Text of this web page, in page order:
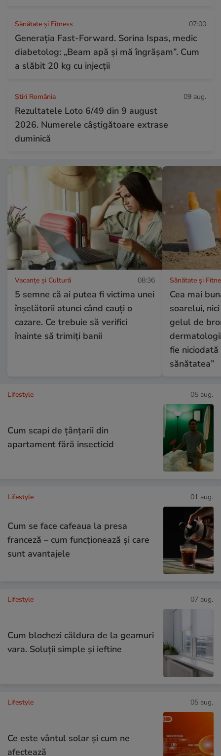
Sănătate și Fitness 07:00
Generația Fast-Forward. Sorina Ispas, medic
diabetolog: „Beam apă și mă îngrășam”. Cum
a slăbit 20 kg cu injecții
Știri România 09 aug.
Rezultatele Loto 6/49 din 9 august
2026. Numerele câștigătoare extrase
duminică
Vacanțe și Cultură 08:36
5 semne că ai putea fi victima unei
înșelătorii atunci când cauți o
cazare. Ce trebuie să verifici
înainte să trimiți banii
Sănătate și
Cea mai
soarelui,
gelul de
fie
sănătatea”
Lifestyle 05 aug.
Cum scapi de țânțarii din
apartament fără insecticid
Lifestyle 01 aug.
Cum se face cafeaua la presa
franceză – cum funcționează și care
sunt avantajele
Lifestyle 07 aug.
Cum blochezi căldura de la geamuri
vara. Soluții simple și ieftine
Lifestyle 05 aug.
Ce este vântul solar și cum ne
afectează